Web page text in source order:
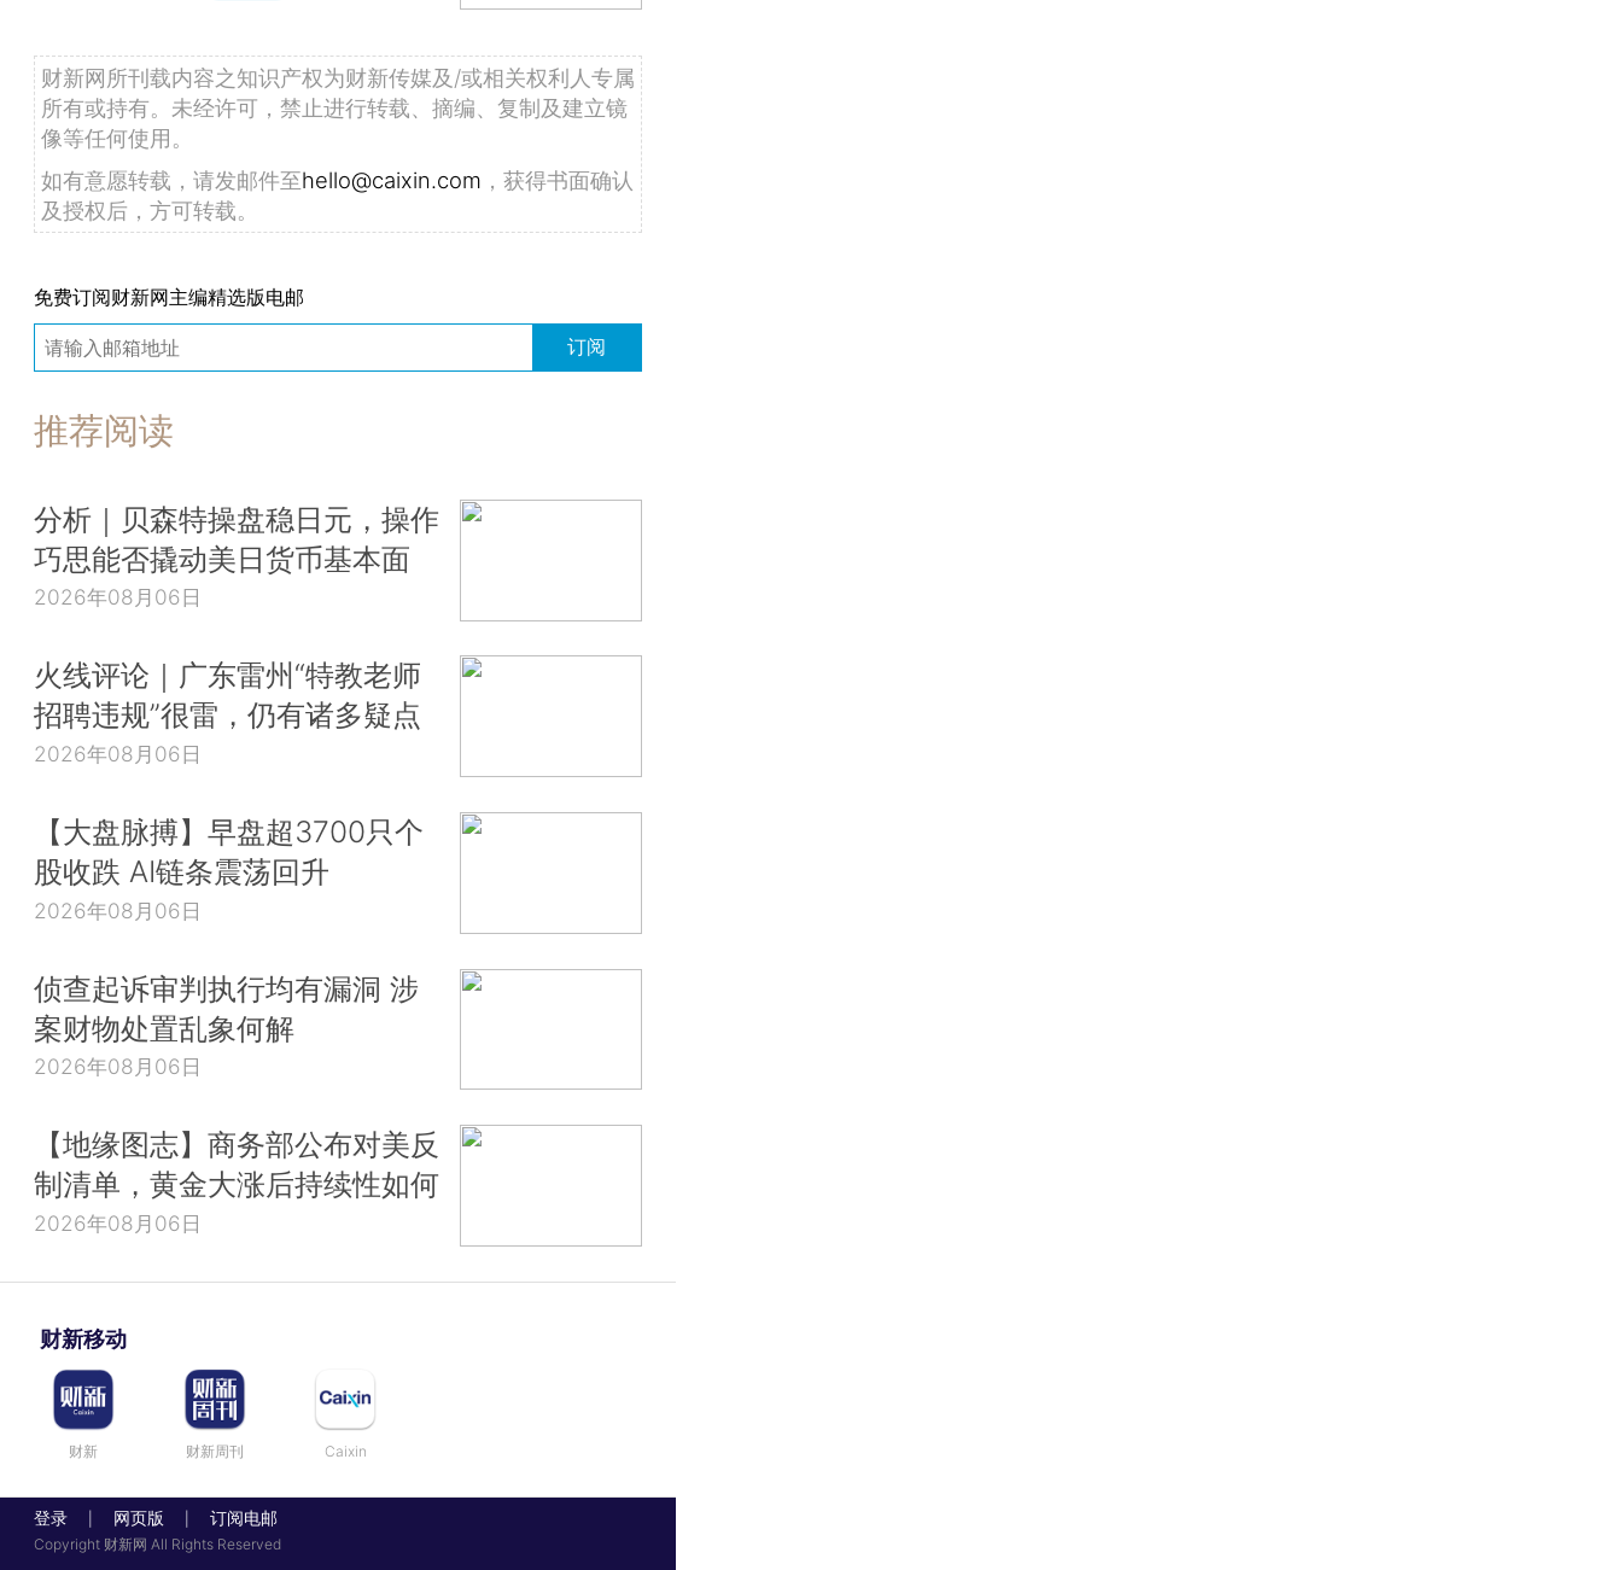
财新网所刊载内容之知识产权为财新传媒及/或相关权利人专属
所有或持有。未经许可，禁止进行转载、摘编、复制及建立镜
像等任何使用。
如有意愿转载，请发邮件至hello@caixin.com ，获得书面确认
及授权后，方可转载。
免费订阅财新网主编精选版电邮
订阅
推荐阅读
分析｜贝森特操盘稳日元，操作
巧思能否撬动美日货币基本面
2026年08月06日
火线评论｜广东雷州“特教老师
招聘违规”很雷，仍有诸多疑点
2026年08月06日
【大盘脉搏】早盘超3700只个
股收跌 AI链条震荡回升
2026年08月06日
侦查起诉审判执行均有漏洞 涉
案财物处置乱象何解
2026年08月06日
【地缘图志】商务部公布对美反
制清单，黄金大涨后持续性如何
2026年08月06日
财新移动
财新 财新周刊 Caixin
登录 网页版 订阅电邮
Copyright 财新网 All Rights Reserved